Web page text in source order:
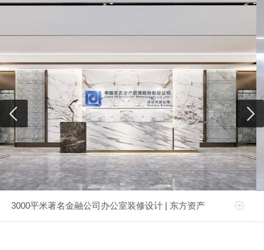
3000平米著名金融公司办公室装修设计 | 东方资产